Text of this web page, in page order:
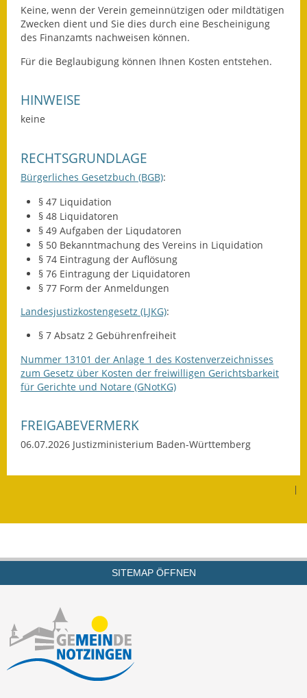
Bodenrichtwerte
Flächennutzungsplan
Gerätehütten
Rückstausicherung von
Hochwassergefahrenkarte
Gemeindehalle und
Bürgerhaus
Grundschule &
Kernzeitbetreuung
Bevölkerungsschutz
Nahverkehr
Freizeit
Keine, wenn der Verein gemeinnützigen oder mildtätigen
Zwecken dient und Sie dies durch eine Bescheinigung
des Finanzamts nachweisen können.
Für die Beglaubigung können Ihnen Kosten entstehen.
HINWEISE
keine
RECHTSGRUNDLAGE
Bürgerliches Gesetzbuch (BGB):
§ 47 Liquidation
§ 48 Liquidatoren
§ 49 Aufgaben der Liqudatoren
§ 50 Bekanntmachung des Vereins in Liquidation
§ 74 Eintragung der Auflösung
§ 76 Eintragung der Liquidatoren
§ 77 Form der Anmeldungen
Landesjustizkostengesetz (LJKG):
§ 7 Absatz 2Gebührenfreiheit
Nummer 13101 der Anlage 1 des Kostenverzeichnisses
zum Gesetz über Kosten der freiwilligen Gerichtsbarkeit
für Gerichte und Notare (GNotKG)
FREIGABEVERMERK
06.07.2026 Justizministerium Baden-Württemberg
|
SITEMAP ÖFFNEN